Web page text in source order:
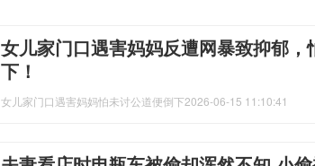
女儿家门口遇害妈妈反遭网暴致抑郁，
下！
女儿家门口遇害妈妈怕未讨公道便倒下2026-06-15 11:10:41